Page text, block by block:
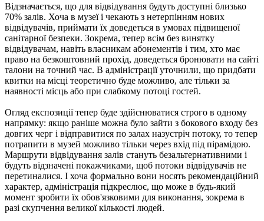
Відзначається, що для відвідування будуть доступні близько
70% залів. Хоча в музеї і чекають з нетерпінням нових
відвідувачів, приймати їх доведеться в умовах підвищеної
санітарної безпеки. Зокрема, тепер всім без винятку
відвідувачам, навіть власникам абонементів і тим, хто має
право на безкоштовний прохід, доведеться бронювати на сайті
талони на точний час. В адміністрації уточнили, що придбати
квитки на місці теоретично буде можливо, але тільки за
наявності місць або при слабкому потоці гостей.
Огляд експозиції тепер буде здійснюватися строго в одному
напрямку: якщо раніше можна було зайти з бокового входу без
довгих черг і відправитися по залах назустріч потоку, то тепер
потрапити в музей можливо тільки через вхід під пірамідою.
Маршрути відвідування залів стануть безальтернативними і
будуть відзначені покажчиками, щоб потоки відвідувачів не
перетиналися. І хоча формально вони носять рекомендаційний
характер, адміністрація підкреслює, що може в будь-який
момент зробити їх обов'язковими для виконання, зокрема в
разі скупчення великої кількості людей.